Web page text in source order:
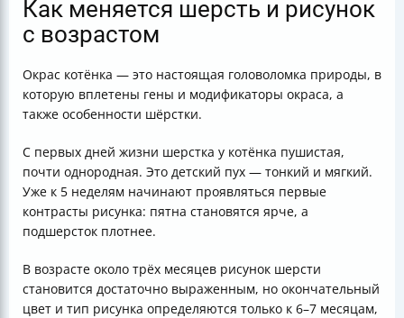
Как меняется шерсть и рисунок
с возрастом
Окрас котёнка — это настоящая головоломка природы, в
которую вплетены гены и модификаторы окраса, а
также особенности шёрстки.
С первых дней жизни шерстка у котёнка пушистая,
почти однородная. Это детский пух — тонкий и мягкий.
Уже к 5 неделям начинают проявляться первые
контрасты рисунка: пятна становятся ярче, а
подшерсток плотнее.
В возрасте около трёх месяцев рисунок шерсти
становится достаточно выраженным, но окончательный
цвет и тип рисунка определяются только к 6–7 месяцам,